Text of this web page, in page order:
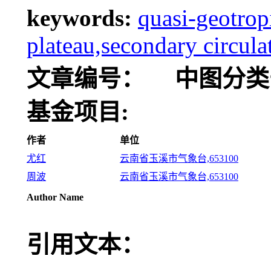
keywords: quasi-
plateau,secondary
文章编号：
中图分
基金项目:
作者
单位
尤红
云南省玉溪市气象台,653100
周波
云南省玉溪市气象台,653100
Author Name
引用文本：